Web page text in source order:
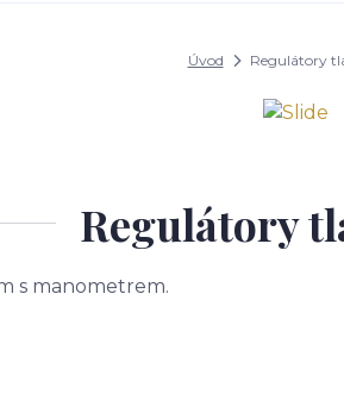
Úvod Regulátory
Regulátory
s manometrem.